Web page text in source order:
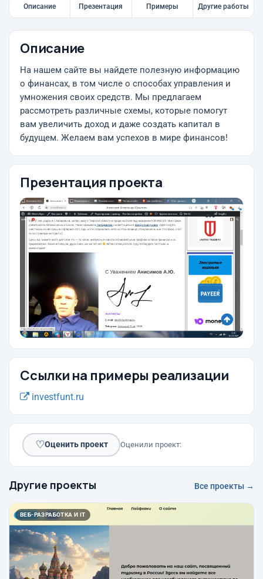
Описание Презентация Примеры Другие работы
Описание
На нашем сайте вы найдете полезную информацию
о финансах, в том числе о способах управления и
умножения своих средств. Мы предлагаем
рассмотреть различные схемы, которые помогут
вам увеличить доход и даже создать капитал в
будущем. Желаем вам успехов в мире финансов!
Презентация проекта
Ссылки на примеры реализации
investfunt.ru
♡Оценить проект Оценили проект:
Другие проекты Все проекты →
ВЕБ-РАЗРАБОТКА И IT